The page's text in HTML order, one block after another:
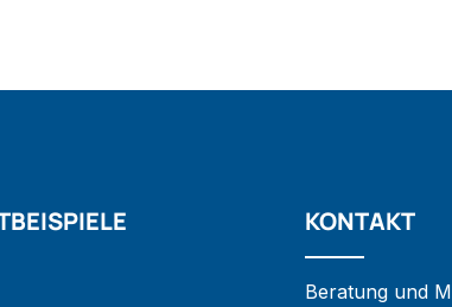
KONTAKT
Beratung und